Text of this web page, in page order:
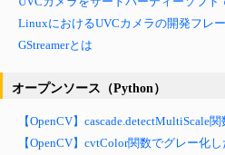
LinuxにおけるUVCカメラの開発フレ
GStreamerとは
オープンソース（Python）
【OpenCV】cascade.detectMultiScale
【OpenCV】cvtColor関数でグレー化